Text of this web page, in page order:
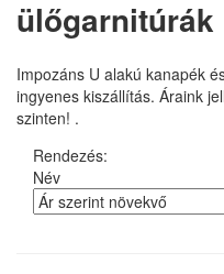
ülőgarnitúrák
Impozáns U alakú kanapék
ingyenes kiszállítás. Áraink
szinten! .
Rendezés:
Név